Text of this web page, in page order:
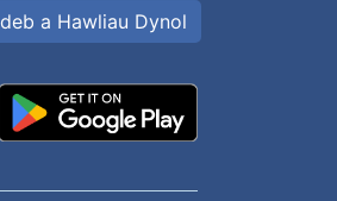
a Hawliau Dynol